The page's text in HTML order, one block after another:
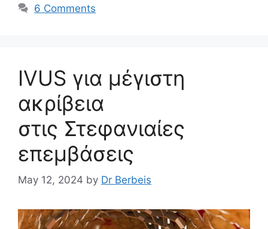
6 Comments
IVUS για μέγιστη
ακρίβεια
στις Στεφανιαίες
επεμβάσεις
May 12, 2024 by Dr Berbeis